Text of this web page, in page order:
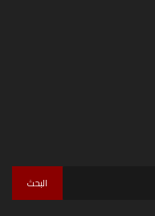
البحث